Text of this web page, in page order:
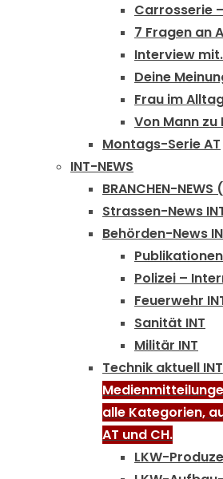
Carrosserie
7 Fragen an
Interview
Deine
Frau im
Von Mann zu
Montags-Serie AT
INT-NEWS
BRANCHEN-NEWS
Strassen-News
Behörden-News
Polizei –
Feuerwehr
Sanität INT
Militär INT
Technik aktuell INT
alle Kategorien,
AT und CH.
LKW-